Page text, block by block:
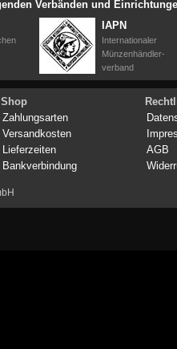
Verbänden und
IAPN
Internationaler
Münzenhändler-
verband
Shop
Zahlungsarten
Versandkosten
Lieferzeiten
Bankverbindung
AGB